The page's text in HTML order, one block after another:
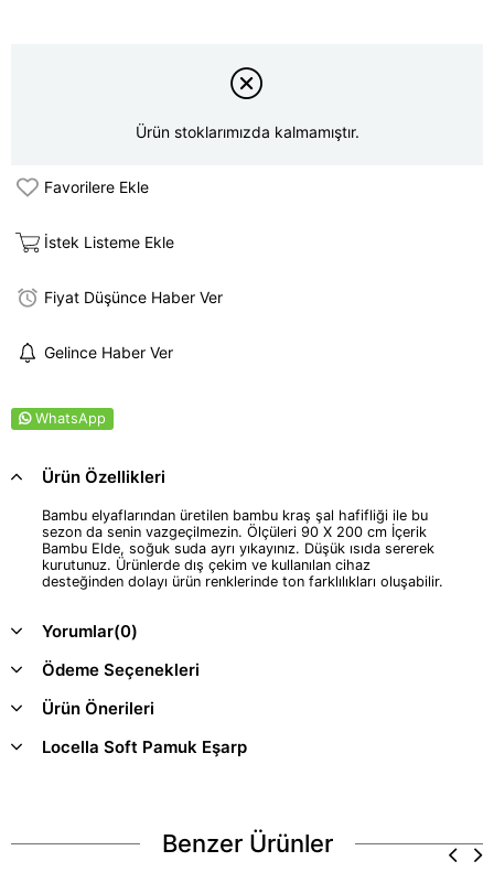
Ürün stoklarımızda kalmamıştır.
Favorilere Ekle
İstek Listeme Ekle
Fiyat Düşünce Haber Ver
Gelince Haber Ver
WhatsApp
Ürün Özellikleri
Bambu elyaflarından üretilen bambu kraş şal hafifliği ile bu
sezon da senin vazgeçilmezin. Ölçüleri 90 X 200 cm İçerik
Bambu Elde, soğuk suda ayrı yıkayınız. Düşük ısıda sererek
kurutunuz. Ürünlerde dış çekim ve kullanılan cihaz
desteğinden dolayı ürün renklerinde ton farklılıkları oluşabilir.
Yorumlar(0)
Ödeme Seçenekleri
Ürün Önerileri
Locella Soft Pamuk Eşarp
Benzer Ürünler